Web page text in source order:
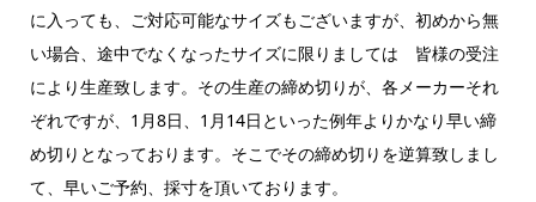
に入っても、ご対応可能なサイズもございますが、初めから無
い場合、途中でなくなったサイズに限りましては 皆様の受注
により生産致します。その生産の締め切りが、各メーカーそれ
ぞれですが、1月8日、1月14日といった例年よりかなり早い締
め切りとなっております。そこでその締め切りを逆算致しまし
て、早いご予約、採寸を頂いております。